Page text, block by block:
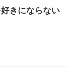
きにならない